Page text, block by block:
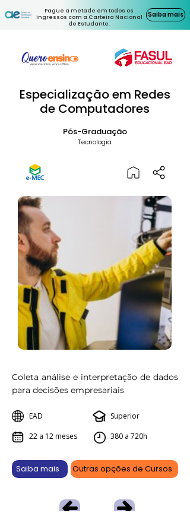
Pague a metade em todos os
ingressos com a Carteira Nacional
de Estudante.
Saiba mais
Especialização em Redes
de Computadores
Pós-Graduação
Tecnologia
Coleta análise e interpretação de dados
para decisões empresariais
EAD
22 a 12 meses
Superior
380 a 720h
Saiba mais Outras opções de Cursos